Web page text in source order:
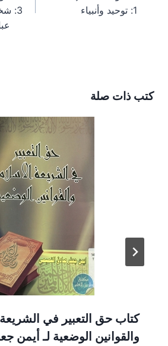
)
1: توحيد وأنبياء
3:
كتب ذات صلة
كتاب حق التعبير في الشريعة
والقوانين الوضعية لـ أيمن